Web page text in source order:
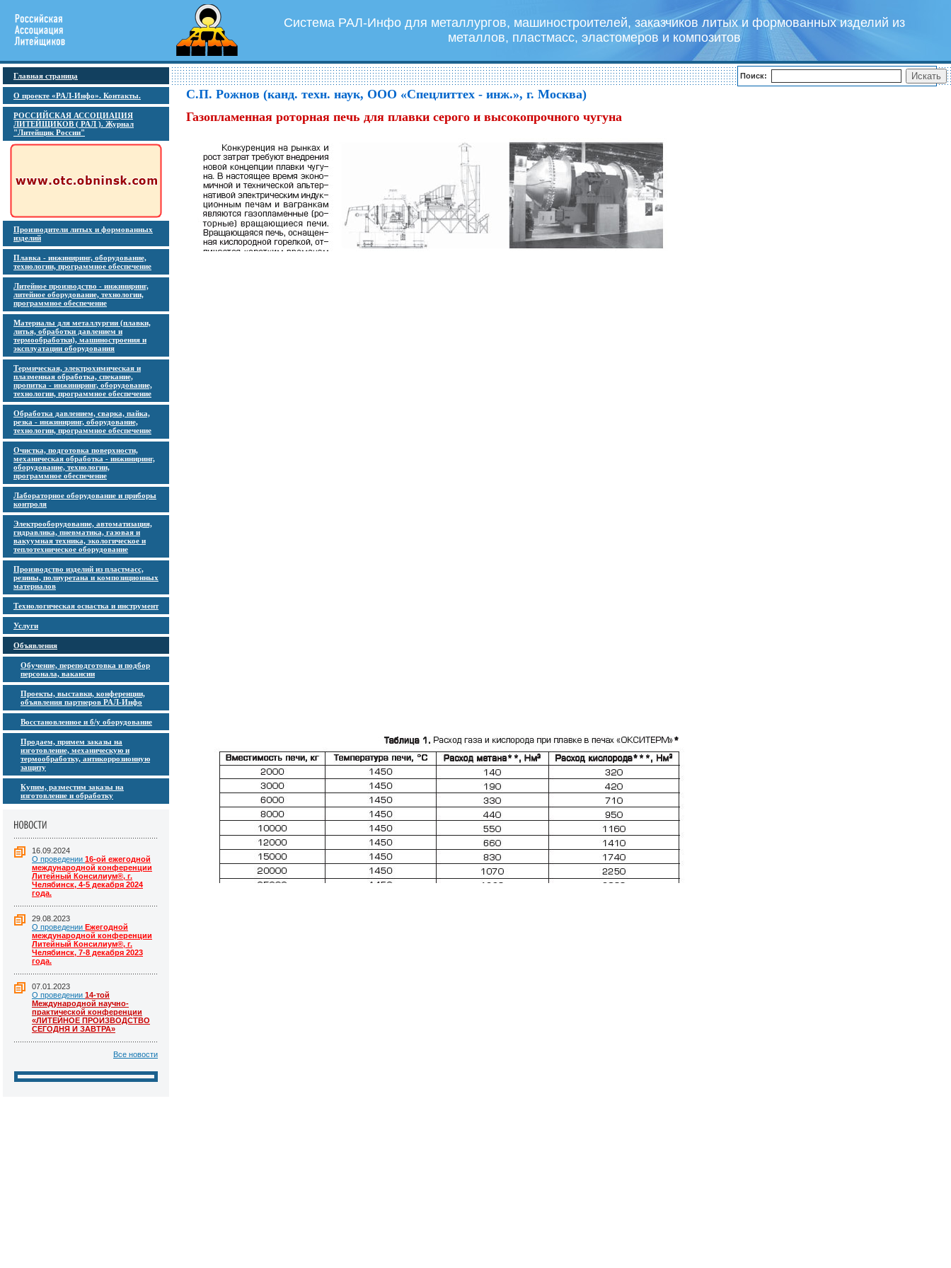
Система РАЛ-Инфо для металлургов, машиностроителей, заказчиков литых и формованных изделий из
металлов, пластмасс, эластомеров и композитов
Главная страница
О проекте «РАЛ-Инфо». Контакты.
РОССИЙСКАЯ АССОЦИАЦИЯ
ЛИТЕЙЩИКОВ ( РАЛ ). Журнал
"Литейщик России"
Производители литых и формованных
изделий
Плавка - инжиниринг, оборудование,
технологии, программное обеспечение
Литейное производство - инжиниринг,
литейное оборудование, технологии,
программное обеспечение
Материалы для металлургии (плавки,
литья, обработки давлением и
термообработки), машиностроения и
эксплуатации оборудования
Термическая, электрохимическая и
плазменная обработка, спекание,
пропитка - инжиниринг, оборудование,
технологии, программное обеспечение
Обработка давлением, сварка, пайка,
резка - инжиниринг, оборудование,
технологии, программное обеспечение
Очистка, подготовка поверхности,
механическая обработка - инжиниринг,
оборудование, технологии,
программное обеспечение
Лабораторное оборудование и приборы
контроля
Электрооборудование, автоматизация,
гидравлика, пневматика, газовая и
вакуумная техника, экологическое и
теплотехническое оборудование
Производство изделий из пластмасс,
резины, полиуретана и композиционных
материалов
Технологическая оснастка и инструмент
Услуги
Объявления
Обучение, переподготовка и подбор
персонала, вакансии
Проекты, выставки, конференции,
объявления партнеров РАЛ-Инфо
Восстановленное и б/у оборудование
Продаем, примем заказы на
изготовление, механическую и
термообработку, антикоррозионную
защиту
Купим, разместим заказы на
изготовление и обработку
16.09.2024
О проведении 16-ой ежегодной
международной конференции
Литейный Консилиум®, г.
Челябинск, 4-5 декабря 2024
года.
29.08.2023
О проведении Ежегодной
международной конференции
Литейный Консилиум®, г.
Челябинск, 7-8 декабря 2023
года.
07.01.2023
О проведении 14-той
Международной научно-
практической конференции
«ЛИТЕЙНОЕ ПРОИЗВОДСТВО
СЕГОДНЯ И ЗАВТРА»
Все новости
Поиск:
С.П. Рожнов (канд. техн. наук, ООО «Спецлиттех - инж.», г. Москва)
Газопламенная роторная печь для плавки серого и высокопрочного чугуна